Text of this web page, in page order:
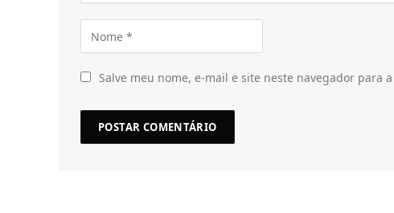
Salve meu nome, e-mail e site neste navegador para